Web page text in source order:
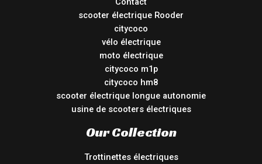
scooter électrique Rooder
citycoco
vélo électrique
moto électrique
citycoco m1p
citycoco hm8
scooter électrique longue autonomie
usine de scooters électriques
Our Collection
Trottinettes électriques